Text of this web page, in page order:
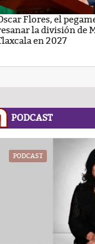
Flores, el
la división de
en 2027
PODCAST
PODCAST